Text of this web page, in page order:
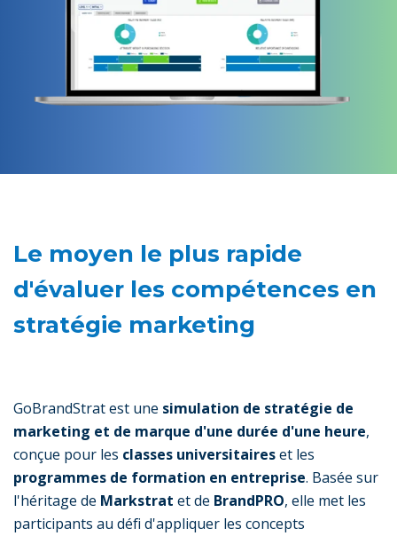
Le moyen le plus rapide
d'évaluer les compétences en
stratégie marketing
GoBrandStrat est une simulation de stratégie de
marketing et de marque d'une durée d'une heure,
conçue pour les classes universitaireset les
programmes de formation en entreprise. Basée sur
l'héritage de Markstrat et de BrandPRO, elle met les
participants au défi d'appliquer les concepts